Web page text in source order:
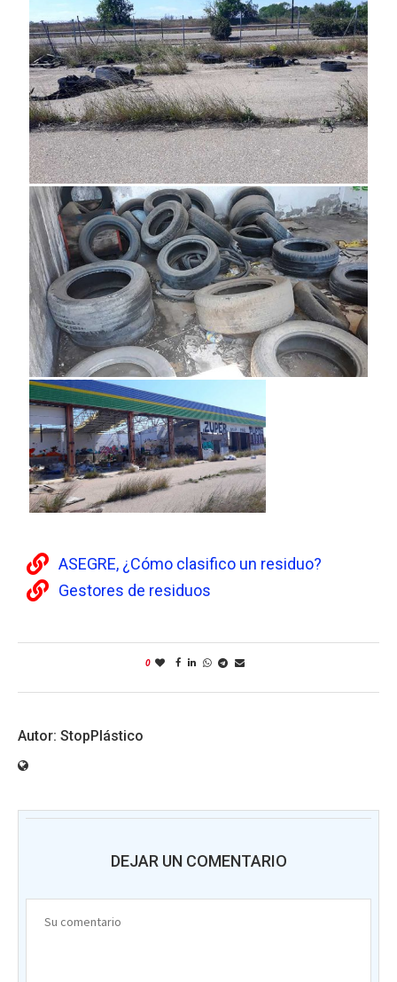
ASEGRE, ¿Cómo clasifico un residuo?
Gestores de residuos
0
StopPlástico
DEJAR UN COMENTARIO